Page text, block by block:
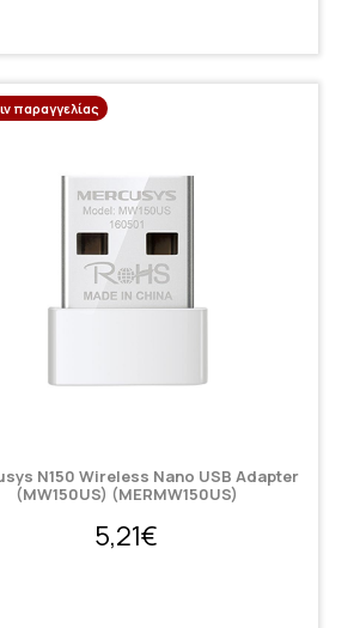
παραγγελίας
N150 Wireless Nano USB Adapter
(MW150US) (MERMW150US)
5,21€